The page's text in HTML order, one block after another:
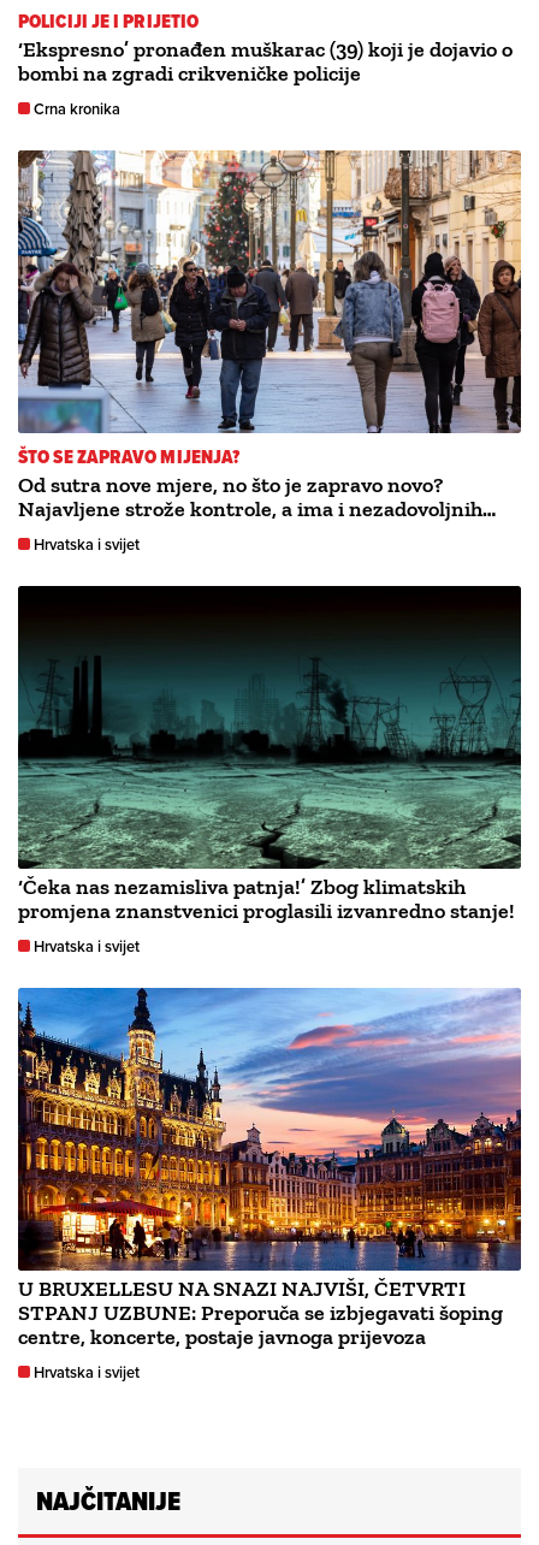
POLICIJI JE I PRIJETIO
‘Ekspresno’ pronađen muškarac (39) koji je dojavio o
bombi na zgradi crikveničke policije
Crna kronika
ŠTO SE ZAPRAVO MIJENJA?
Od sutra nove mjere, no što je zapravo novo?
Najavljene strože kontrole, a ima i nezadovoljnih…
Hrvatska i svijet
‘Čeka nas nezamisliva patnja!’ Zbog klimatskih
promjena znanstvenici proglasili izvanredno stanje!
Hrvatska i svijet
U BRUXELLESU NA SNAZI NAJVIŠI, ČETVRTI
STPANJ UZBUNE: Preporuča se izbjegavati šoping
centre, koncerte, postaje javnoga prijevoza
Hrvatska i svijet
NAJČITANIJE